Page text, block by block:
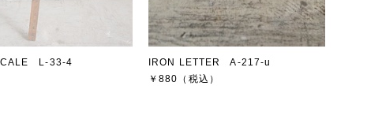
L-33-4
IRON LETTER A-217-u
￥880 （税込）